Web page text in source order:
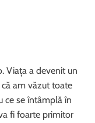
Viața a devenit un
am văzut toate
ce se întâmplă în
fi foarte primitor